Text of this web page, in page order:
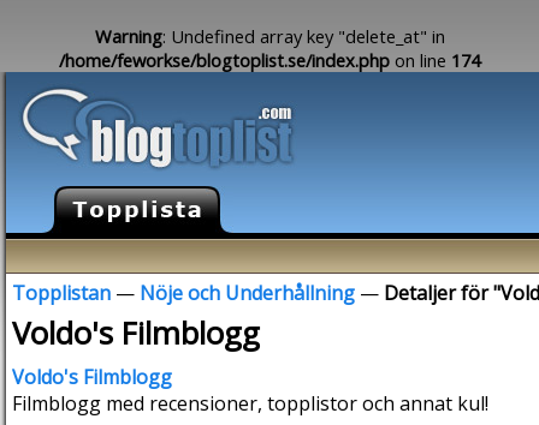
Warning: Undefined array key "delete_at" in
/home/feworkse/blogtoplist.se/index.php on line 174
Topplistan — Nöje och Underhållning — Detaljer för
Voldo's Filmblogg
Voldo's Filmblogg
Filmblogg med recensioner, topplistor och annat kul!